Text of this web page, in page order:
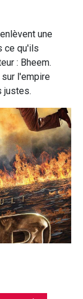
une
ce qu'ils
: Bheem.
l'empire
justes.